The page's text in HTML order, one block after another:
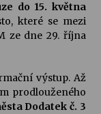
do 15. května
které se mezi
ze dne 29. října
výstup. Až
prodlouženého
Dodatek č. 3